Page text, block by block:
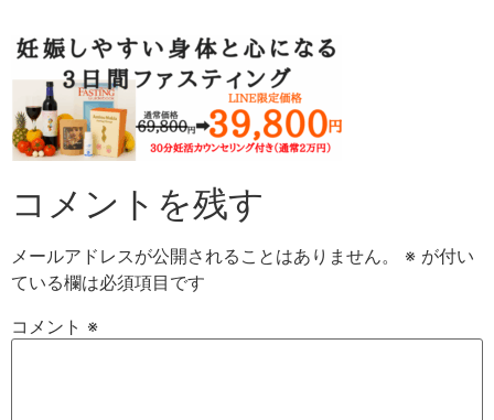
content
コメントを残す
メールアドレスが公開されることはありません。 ※ が付い
ている欄は必須項目です
コメント ※